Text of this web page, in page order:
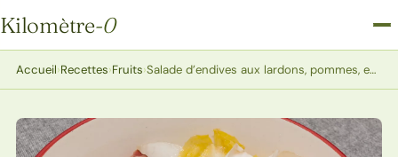
Kilomètre-0
Kilomètre-0
Accueil›Recettes›Fruits› Salade d’endives aux lardons, pommes, emmental et noix